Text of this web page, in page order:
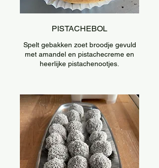
PISTACHEBOL
Spelt gebakken zoet broodje gevuld
met amandel en pistachecreme en
heerlijke pistachenootjes.